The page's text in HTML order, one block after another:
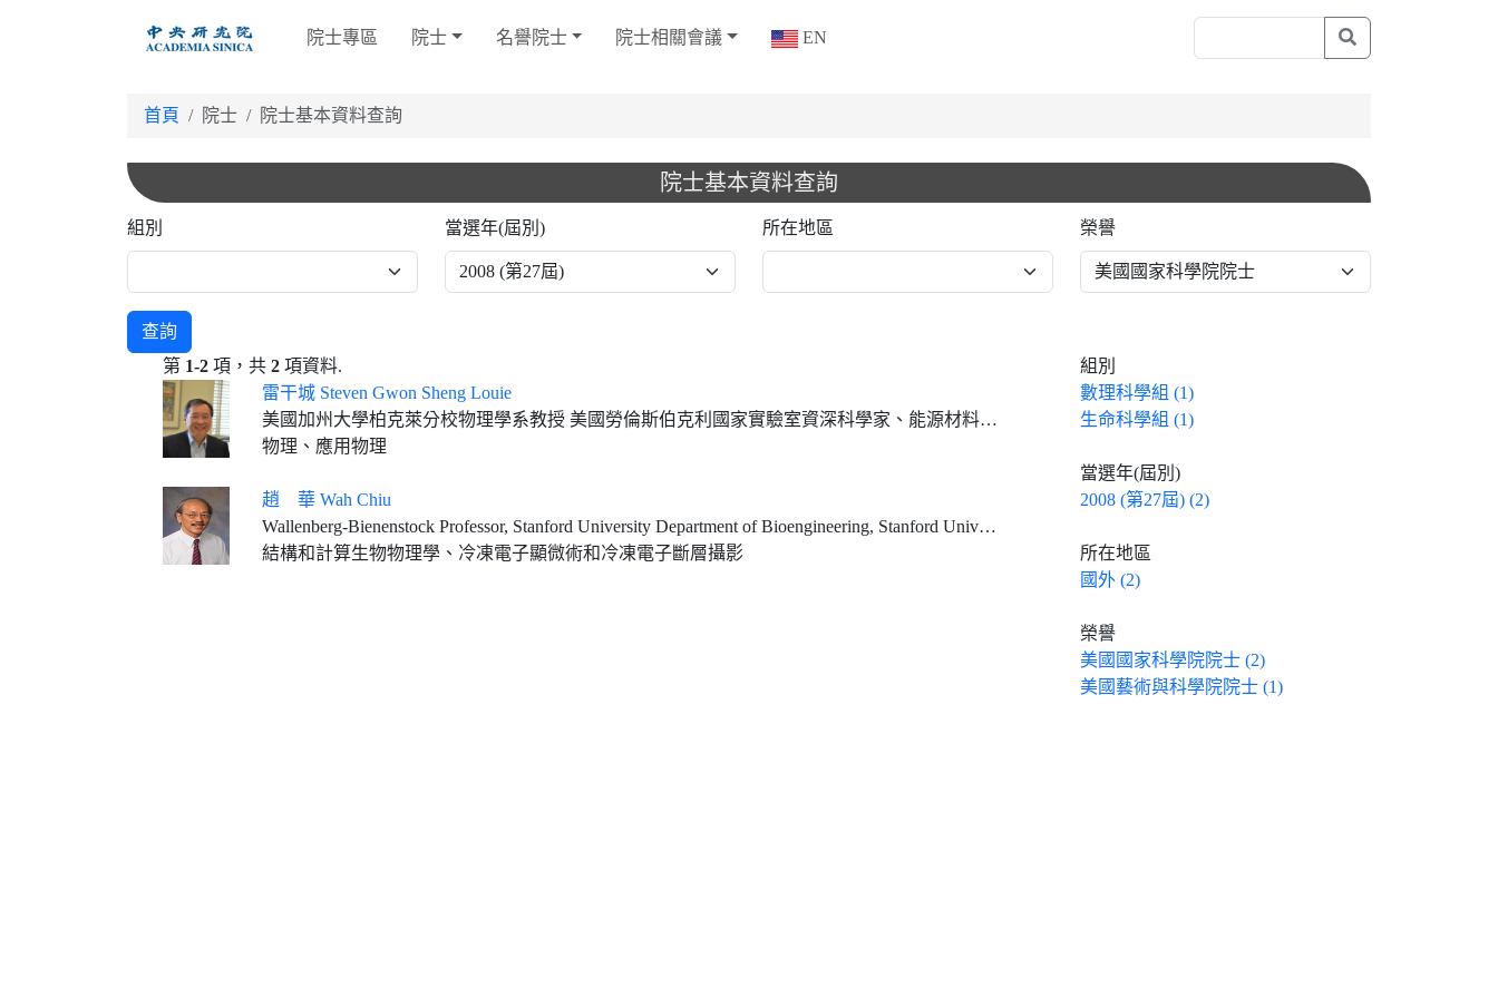
院士專區 院士 名譽院士 院士相關會議 EN
首頁 院士 院士基本資料查詢
院士基本資料查詢
組別 當選年(屆別) 所在地區 榮譽
查詢
第 1-2 項，共 2 項資料.
雷干城 Steven Gwon Sheng Louie
美國加州大學柏克萊分校物理學系教授 美國勞倫斯伯克利國家實驗室資深科學家、能源材料激發態現象計算研究中心主任
物理、應用物理
趙 華 Wah Chiu
Wallenberg-Bienenstock Professor, Stanford University Department of Bioengineering, Stanford University Department of Microbiology and Immunology, Stanford University Director of CryoEM and Bioimaging Division and Professor of Photon Science, SLAC National Accelerator Laboratory
結構和計算生物物理學、冷凍電子顯微術和冷凍電子斷層攝影
組別
數理科學組 (1)
生命科學組 (1)
當選年(屆別)
2008 (第27屆) (2)
所在地區
國外 (2)
榮譽
美國國家科學院院士 (2)
美國藝術與科學院院士 (1)